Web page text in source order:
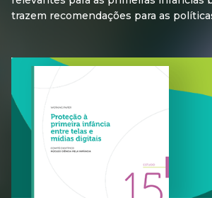
trazem recomendações para as